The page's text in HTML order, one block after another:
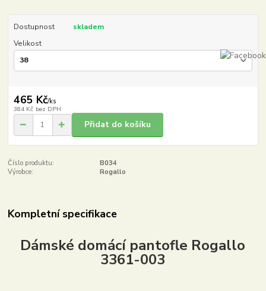
Dostupnost
skladem
Velikost
465 Kč/ks
384 Kč bez DPH
Přidat do košíku
Číslo produktu:
B034
Výrobce:
Rogallo
Kompletní specifikace
Dámské domácí pantofle Rogallo
3361-003